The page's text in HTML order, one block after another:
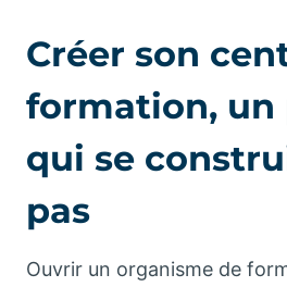
Créer son
formation, un
qui se
pas
Ouvrir un organisme de